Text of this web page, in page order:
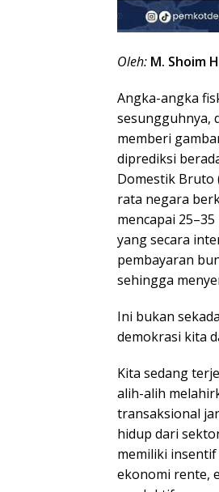
Oleh: M. Shoim
Angka-angka
sesungguhnya,
memberi
diprediksi
Domestik Bruto
rata negara
mencapai
yang secara
pembayaran
sehingga
Ini bukan
demokrasi kita
Kita sedang
alih-alih
transaksional
hidup dari
memiliki
ekonomi rente,